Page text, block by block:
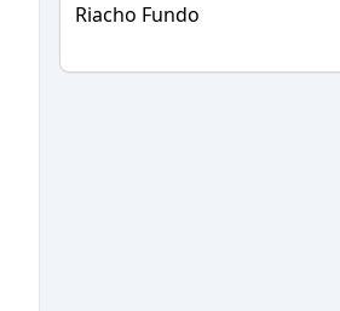
Riacho Fundo